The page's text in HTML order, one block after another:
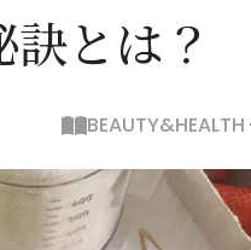
とは？
BEAUTY&HEALTH